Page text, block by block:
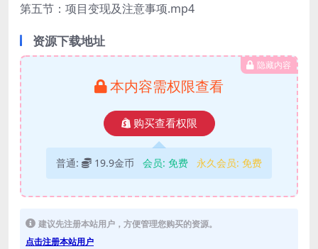
第五节：项目变现及注意事项.mp4
资源下载地址
隐藏内容
本内容需权限查看
购买查看权限
普通: 19.9金币 会员: 免费 永久会员: 免费
建议先注册本站用户，方便管理您购买的资源。
点击注册本站用户